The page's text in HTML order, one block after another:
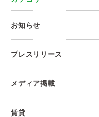
お知らせ
プレスリリース
メディア掲載
賃貸